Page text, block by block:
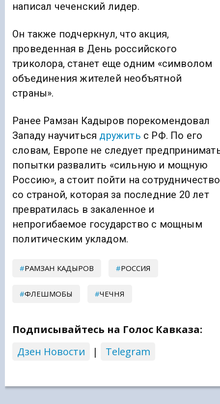
написал чеченский лидер.
Он также подчеркнул, что акция,
проведенная в День российского
триколора, станет еще одним «символом
объединения жителей необъятной
страны».
Ранее Рамзан Кадыров порекомендовал
Западу научиться дружить с РФ. По его
словам, Европе не следует
попытки развалить «сильную и мощную
Россию», а стоит пойти на сотрудничество
со страной, которая за последние 20 лет
превратилась в закаленное и
непрогибаемое государство с мощным
политическим укладом.
РАМЗАН КАДЫРОВ РОССИЯ
ФЛЕШМОБЫ ЧЕЧНЯ
Подписывайтесь на Голос Кавказа:
Дзен Новости
| Telegram